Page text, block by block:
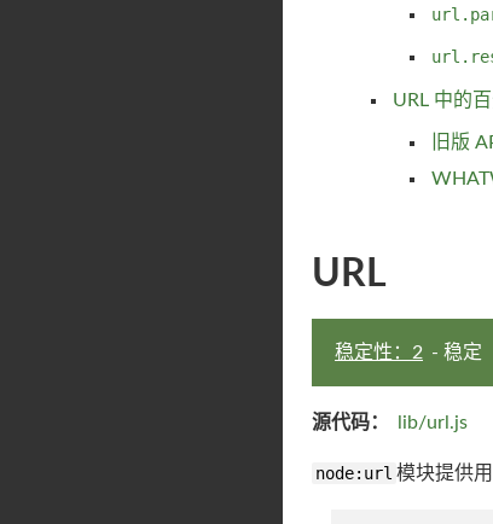
URL 中的
旧版
URL
稳定性：2 - 稳定
源代码： lib/url.js
node:url 模块提供